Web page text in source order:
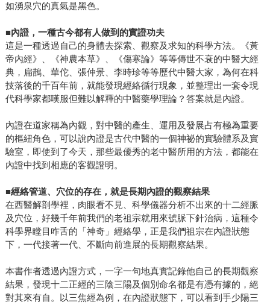
如湧泉穴的真氣是黑色。
■內證，一種古今都有人做到的實證功夫
這是一種透過自己的身體去探索、觀察及求知的科學方法。《黃
帝內經》、《神農本草》、《傷寒論》等等傳世不衰的中醫大經
典，扁鵲、華佗、張仲景、李時珍等等歷代中醫大家，為何在科
技落後的千百年前，就能發現經絡循行現象，並整理出一套令現
代科學家都嘆服但難以解釋的中醫藥學理論？答案就是內證。
內證在道家稱為內觀，對中醫的產生、運用及發展占有極為重要
的樞紐角色，可以說內證是古代中醫的一個神祕的實驗體系及實
驗室，即使到了今天，那些最優秀的老中醫所用的方法，都能在
內證中找到相應的客觀證明。
■經絡管道、穴位的存在，就是長期內證的觀察結果
在西醫解剖學裡，肉眼看不見、科學儀器分析不出來的十二經脈
及穴位，好幾千年前我們的老祖宗就用來號脈下針治病，這種令
科學界瞠目咋舌的「神奇」經絡學，正是我們祖宗在內證狀態
下，一代接著一代、不斷向前進展的長期觀察結果。
本書作者透過內證方式，一字一句地真實記錄他自己的長期觀察
結果，發現十二正經的三陰三陽及個別命名都是有憑有據的，絕
對其來有自。以三焦經為例，在內證狀態下，可以看到手少陽三